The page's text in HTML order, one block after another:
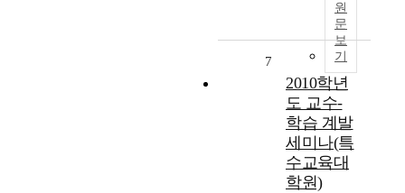
원
문
보
기
7
2010학년
도 교수-
학습 계발
세미나(특
수교육대
학원)